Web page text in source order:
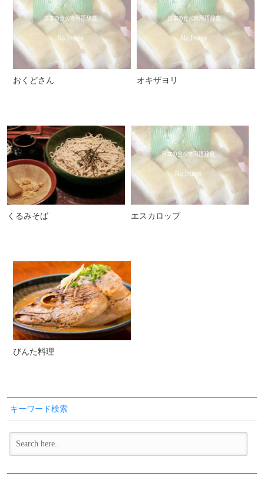
おくどさん オキザヨリ
くるみそば エスカロップ
びんた料理
キーワード検索